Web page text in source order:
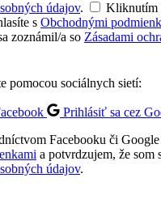
údajov.
Kliknutím
s Obchodnými
zoznámil/a so Zásadami
pomocou sociálnych sietí:
Prihlásiť sa cez
Facebooku či Google
a potvrdzujem, že som
údajov.